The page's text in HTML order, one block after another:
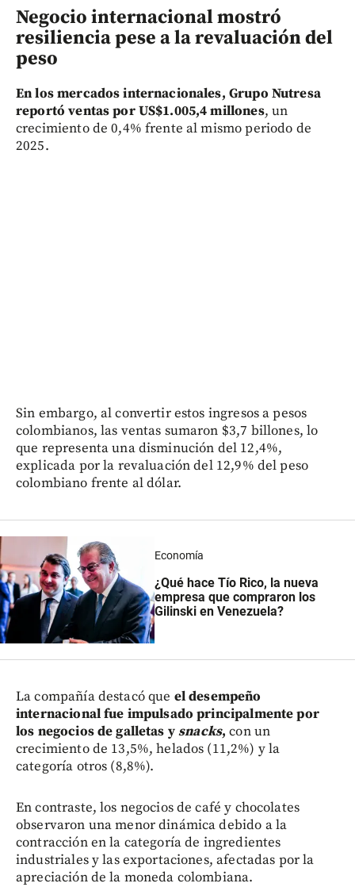
Negocio internacional mostró
resiliencia pese a la revaluación del
peso
En los mercados internacionales, Grupo Nutresa
reportó ventas por US$1.005,4 millones, un
crecimiento de 0,4% frente al mismo periodo de
2025.
Sin embargo, al convertir estos ingresos a pesos
colombianos, las ventas sumaron $3,7 billones, lo
que representa una disminución del 12,4%,
explicada por la revaluación del 12,9% del peso
colombiano frente al dólar.
Economía
¿Qué hace Tío Rico, la nueva
empresa que compraron los
Gilinski en Venezuela?
La compañía destacó que el desempeño
internacional fue impulsado principalmente por
los negocios de galletas ysnacks, con un
crecimiento de 13,5%, helados (11,2%) y la
categoría otros (8,8%).
En contraste, los negocios de café y chocolates
observaron una menor dinámica debido a la
contracción en la categoría de ingredientes
industriales y las exportaciones, afectadas por la
apreciación de la moneda colombiana.